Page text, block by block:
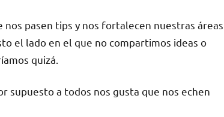
pasen tips y nos fortalecen nuestras áreas
el lado en el que no compartimos ideas o
quizá.
supuesto a todos nos gusta que nos echen